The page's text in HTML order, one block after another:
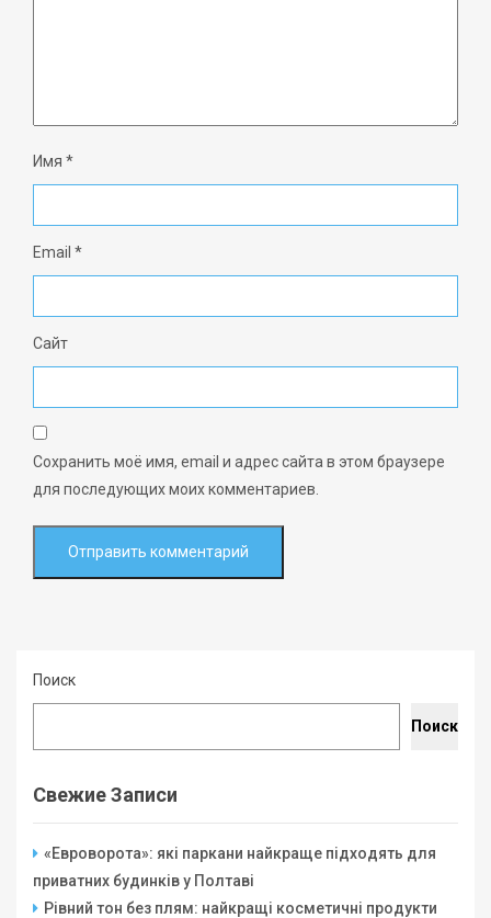
Имя *
Email *
Сайт
Сохранить моё имя, email и адрес сайта в этом браузере
для последующих моих комментариев.
Поиск
Поиск
Свежие Записи
«Евроворота»: які паркани найкраще підходять для
приватних будинків у Полтаві
Рівний тон без плям: найкращі косметичні продукти